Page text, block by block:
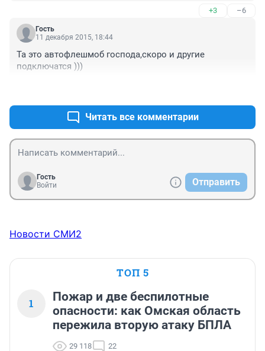
+3 –6
Гость
11 декабря 2015, 18:44
Та это автофлешмоб господа,скоро и другие
подключатся )))
Читать все комментарии
Гость
Войти
Отправить
Новости СМИ2
ТОП 5
1
Пожар и две беспилотные
опасности: как Омская область
пережила вторую атаку БПЛА
29 118 22